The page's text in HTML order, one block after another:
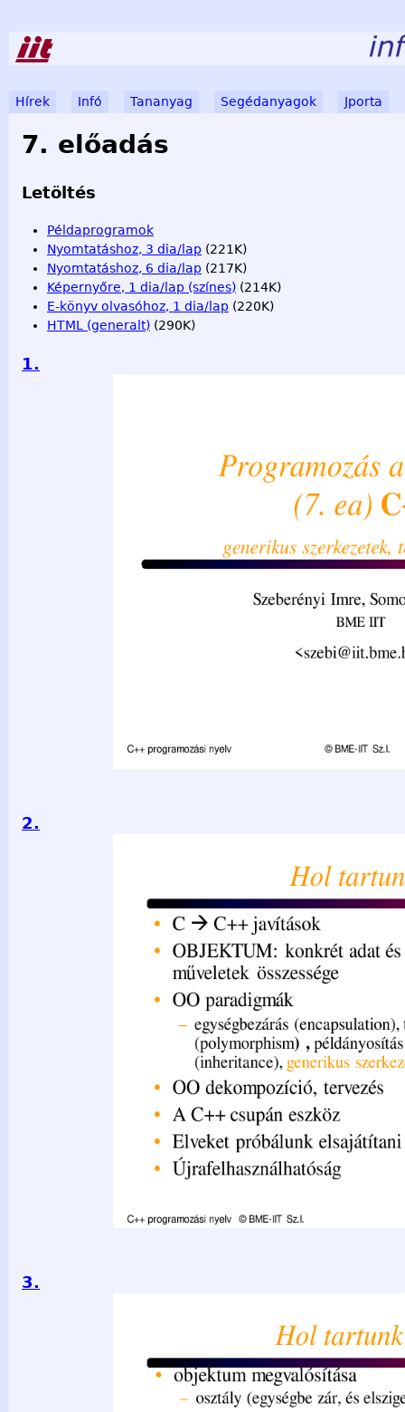
7. előadás
Letöltés
Példaprogramok
Nyomtatáshoz, 3 dia/lap (221K)
Nyomtatáshoz, 6 dia/lap (217K)
Képernyőre, 1 dia/lap (színes) (214K)
E-könyv olvasóhoz, 1 dia/lap (220K)
HTML (generalt) (290K)
1.
2.
(polymorphism) , példányosítás (instantiation), öröklés
szerkezetek • • • • OO dekompozíció, tervezés A C++
elsajátítani Újrafelhasználhatóság C++ programozási
3.
inicializálása) – függvény túlterhelés és felüldefiniálás
konstans tagfüggvények – dinamikus adat (erőforrás)
annak megvalósítása – védelem enyhítése – virtuális
programozási nyelv © BME-IIT Sz.I. 2021.03.29. - 3-
Főmenü
Hírek Infó Tananyag Segédanyagok Jporta